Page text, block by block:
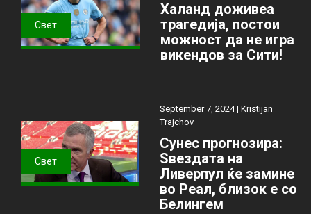
Свет
Халанд доживеа
трагедија, постои
можност да не игра
викендов за Сити!
Свет
September 7, 2024 | Kristijan
Trajchov
Сунес прогнозира:
Ѕвездата на
Ливерпул ќе замине
во Реал, близок е со
Белингем